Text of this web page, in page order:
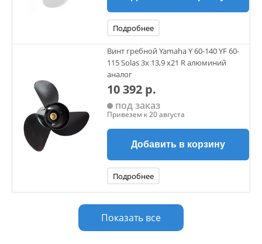
Подробнее
Винт гребной Yamaha Y 60-140 YF 60-
115 Solas 3х 13,9 х21 R алюминий
аналог
10 392 р.
под заказ
Привезем к 20 августа
Добавить в корзину
Подробнее
Показать все